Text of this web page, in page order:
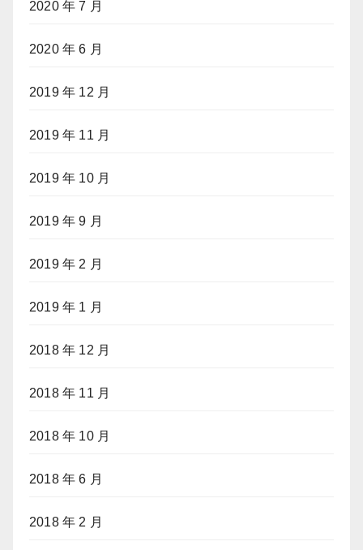
2020 年 7 月
2020 年 6 月
2019 年 12 月
2019 年 11 月
2019 年 10 月
2019 年 9 月
2019 年 2 月
2019 年 1 月
2018 年 12 月
2018 年 11 月
2018 年 10 月
2018 年 6 月
2018 年 2 月